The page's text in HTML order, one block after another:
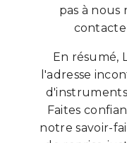
pas à nous
En résumé,
l'adresse
Faites
notre savoir-